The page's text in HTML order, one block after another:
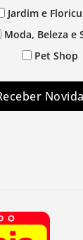
Jardim e
Moda, Beleza e
Pet Shop